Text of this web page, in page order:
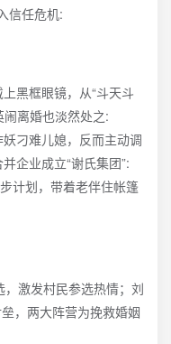
信任危机:
黑框眼镜，从“斗天斗
闹离婚也淡然处之:
妖刁难儿媳，反而主动调
企业成立“谢氏集团”:
计划，带着老伴住帐篷
，激发村民参选热情；刘
，两大阵营为挽救婚姻